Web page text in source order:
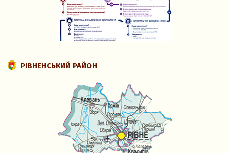
РІВНЕНСЬКИЙ РАЙОН